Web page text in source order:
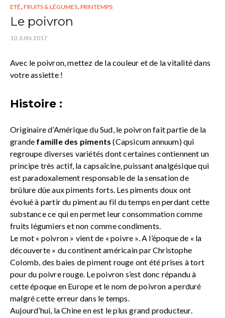
ETÉ, FRUITS & LÉGUMES, PRINTEMPS
Le poivron
10 JUIN 2017
Avec le poivron, mettez de la couleur et de la vitalité dans
votre assiette !
Histoire :
Originaire d’Amérique du Sud, le poivron fait partie de la
grande famille des piments (Capsicum annuum) qui
regroupe diverses variétés dont certaines contiennent un
principe très actif, la capsaïcine, puissant analgésique qui
est paradoxalement responsable de la sensation de
brûlure dûe aux piments forts. Les piments doux ont
évolué à partir du piment au fil du temps en perdant cette
substance ce qui en permet leur consommation comme
fruits légumiers et non comme condiments.
Le mot « poivron » vient de « poivre ». A l’époque de « la
découverte » du continent américain par Christophe
Colomb, des baies de piment rouge ont été prises à tort
pour du poivre rouge. Le poivron s’est donc répandu à
cette époque en Europe et le nom de poivron a perduré
malgré cette erreur dans le temps.
Aujourd’hui, la Chine en est le plus grand producteur.